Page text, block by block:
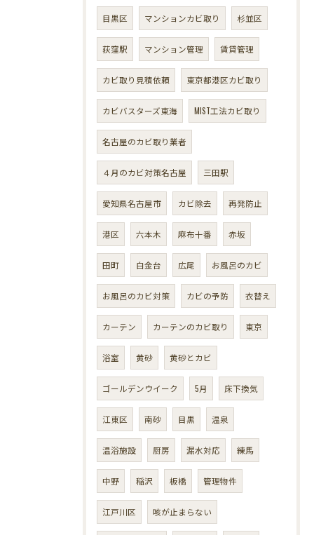
目黒区 マンションカビ取り 杉並区
荻窪駅 マンション管理 賃貸管理
カビ取り見積依頼 東京都港区カビ取り
カビバスターズ東海 MIST工法カビ取り
名古屋のカビ取り業者
４月のカビ対策名古屋 三田駅
愛知県名古屋市 カビ除去 再発防止
港区 六本木 麻布十番 赤坂
田町 白金台 広尾 お風呂のカビ
お風呂のカビ対策 カビの予防 衣替え
カーテン カーテンのカビ取り 東京
浴室 黄砂 黄砂とカビ
ゴールデンウイーク 5月 床下換気
江東区 南砂 目黒 温泉
温浴施設 厨房 漏水対応 練馬
中野 稲沢 板橋 管理物件
江戸川区 咳が止まらない